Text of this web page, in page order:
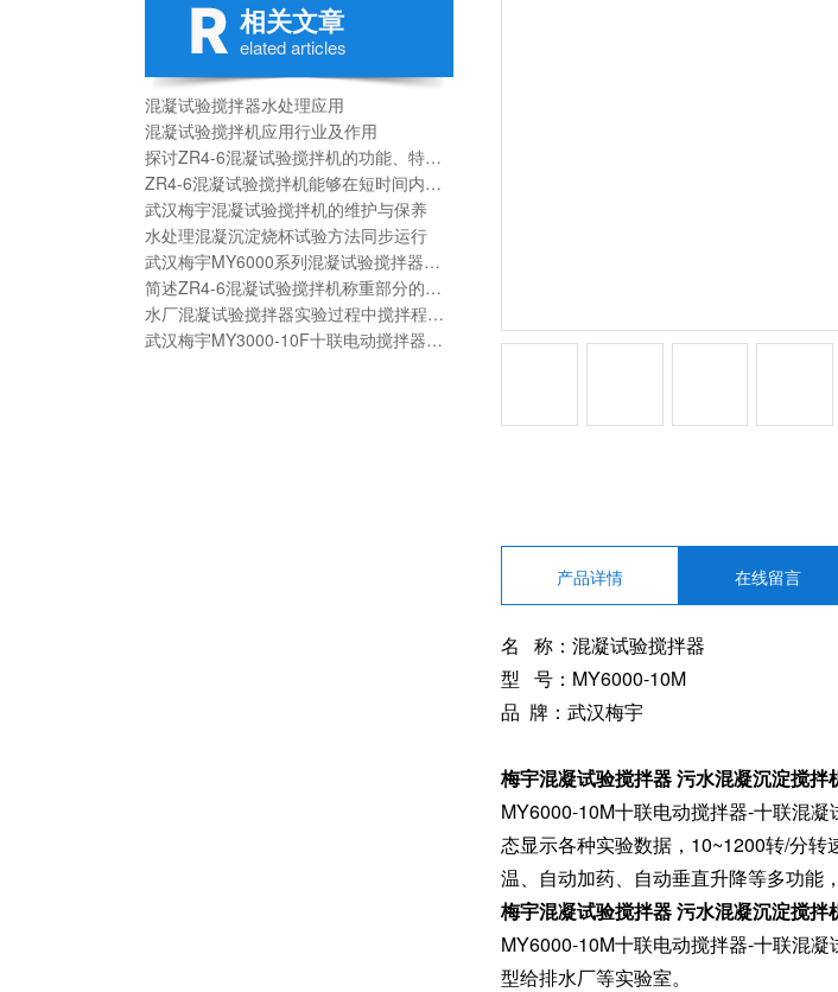
相关文章
elated articles
混凝试验搅拌器水处理应用
混凝试验搅拌机应用行业及作用
探讨ZR4-6混凝试验搅拌机的功能、特点以及应用
ZR4-6混凝试验搅拌机能够在短时间内完成大量的污水处理任务
武汉梅宇混凝试验搅拌机的维护与保养
水处理混凝沉淀烧杯试验方法同步运行
武汉梅宇MY6000系列混凝试验搅拌器使用说明书
简述ZR4-6混凝试验搅拌机称重部分的使用方法
水厂混凝试验搅拌器实验过程中搅拌程序校方法
武汉梅宇MY3000-10F十联电动搅拌器技术参数
产品详情 在线留言
名 称：混凝试验搅拌器
型 号：MY6000-10M
品 牌：武汉梅宇
梅宇混凝试验搅拌器 污水混凝沉淀搅拌
MY6000-10M十联电动搅拌器-十联混
态显示各种实验数据，10~1200转/分
温、自动加药、自动垂直升降等多功能
梅宇混凝试验搅拌器 污水混凝沉淀搅拌
MY6000-10M十联电动搅拌器-十联混
型给排水厂等实验室。